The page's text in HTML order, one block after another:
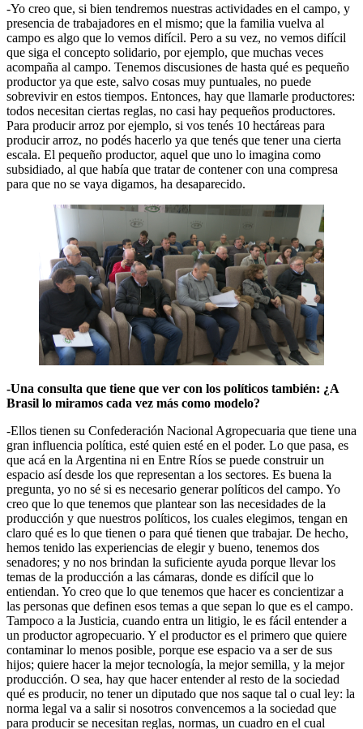
-Yo creo que, si bien tendremos nuestras actividades en el campo, y
presencia de trabajadores en el mismo; que la familia vuelva al
campo es algo que lo vemos difícil. Pero a su vez, no vemos difícil
que siga el concepto solidario, por ejemplo, que muchas veces
acompaña al campo. Tenemos discusiones de hasta qué es pequeño
productor ya que este, salvo cosas muy puntuales, no puede
sobrevivir en estos tiempos. Entonces, hay que llamarle productores:
todos necesitan ciertas reglas, no casi hay pequeños productores.
Para producir arroz por ejemplo, si vos tenés 10 hectáreas para
producir arroz, no podés hacerlo ya que tenés que tener una cierta
escala. El pequeño productor, aquel que uno lo imagina como
subsidiado, al que había que tratar de contener con una compresa
para que no se vaya digamos, ha desaparecido.
-Una consulta que tiene que ver con los políticos también: ¿A
Brasil lo miramos cada vez más como modelo?
-Ellos tienen su Confederación Nacional Agropecuaria que tiene una
gran influencia política, esté quien esté en el poder. Lo que pasa, es
que acá en la Argentina ni en Entre Ríos se puede construir un
espacio así desde los que representan a los sectores. Es buena la
pregunta, yo no sé si es necesario generar políticos del campo. Yo
creo que lo que tenemos que plantear son las necesidades de la
producción y que nuestros políticos, los cuales elegimos, tengan en
claro qué es lo que tienen o para qué tienen que trabajar. De hecho,
hemos tenido las experiencias de elegir y bueno, tenemos dos
senadores; y no nos brindan la suficiente ayuda porque llevar los
temas de la producción a las cámaras, donde es difícil que lo
entiendan. Yo creo que lo que tenemos que hacer es concientizar a
las personas que definen esos temas a que sepan lo que es el campo.
Tampoco a la Justicia, cuando entra un litigio, le es fácil entender a
un productor agropecuario. Y el productor es el primero que quiere
contaminar lo menos posible, porque ese espacio va a ser de sus
hijos; quiere hacer la mejor tecnología, la mejor semilla, y la mejor
producción. O sea, hay que hacer entender al resto de la sociedad
qué es producir, no tener un diputado que nos saque tal o cual ley: la
norma legal va a salir si nosotros convencemos a la sociedad que
para producir se necesitan reglas, normas, un cuadro en el cual